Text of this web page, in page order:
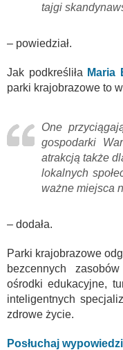
tajgi
– powiedział.
Jak podkreśliła Maria
parki krajobrazowe to
One
gospodarki
atrakcją także
lokalnych
ważne miejsca
– dodała.
Parki krajobrazowe
bezcennych
ośrodki edukacyjne,
inteligentnych
zdrowe życie.
Posłuchaj wypowiedzi